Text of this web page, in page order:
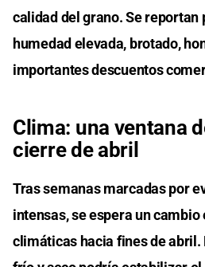
calidad del grano. Se reportan
humedad elevada, brotado,
importantes descuentos
Clima: una ventana
cierre de abril
Tras semanas marcadas por
intensas, se espera un
climáticas hacia fines de abril.